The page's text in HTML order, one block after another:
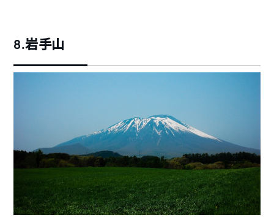
8.岩手山